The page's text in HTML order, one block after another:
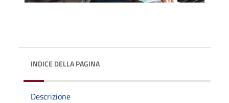
INDICE DELLA PAGINA
Descrizione